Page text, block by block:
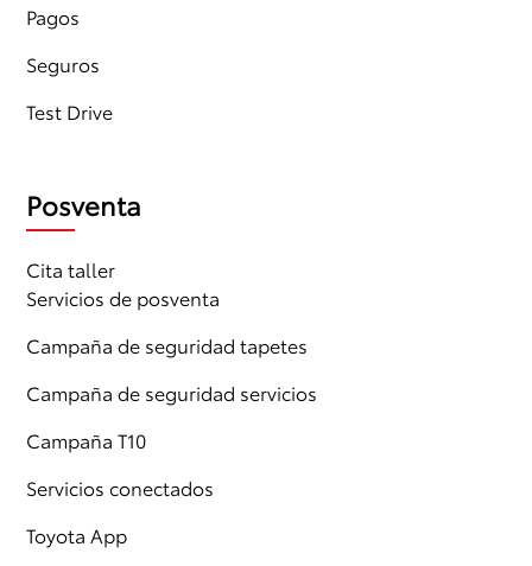
Pagos
Seguros
Test Drive
Posventa
Cita taller
Servicios de posventa
Campaña de seguridad tapetes
Campaña de seguridad servicios
Campaña T10
Servicios conectados
Toyota App